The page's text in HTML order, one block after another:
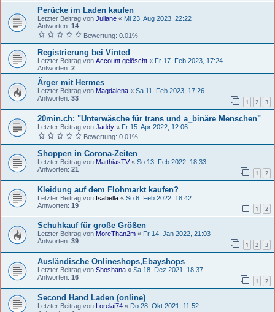
Perücke im Laden kaufen
Letzter Beitrag von Juliane « Mi 23. Aug 2023, 22:22
Antworten: 14
Bewertung: 0.01%
Registrierung bei Vinted
Letzter Beitrag von Account gelöscht « Fr 17. Feb 2023, 17:24
Antworten: 2
Ärger mit Hermes
Letzter Beitrag von Magdalena « Sa 11. Feb 2023, 17:26
Antworten: 33 1 2 3
20min.ch: "Unterwäsche für trans und a_binäre Menschen"
Letzter Beitrag von Jaddy « Fr 15. Apr 2022, 12:06
Bewertung: 0.01%
Shoppen in Corona-Zeiten
Letzter Beitrag von MatthiasTV« So 13. Feb 2022, 18:33
Antworten: 21 1 2
Kleidung auf dem Flohmarkt kaufen?
Letzter Beitrag von Isabella « So 6. Feb 2022, 18:42
Antworten: 19 1 2
Schuhkauf für große Größen
Letzter Beitrag von MoreThan2m « Fr 14. Jan 2022, 21:03
Antworten: 39 1 2 3
Ausländische Onlineshops,Ebayshops
Letzter Beitrag von Shoshana « Sa 18. Dez 2021, 18:37
Antworten: 16 1 2
Second Hand Laden (online)
Letzter Beitrag von Lorelai74 « Do 28. Okt 2021, 11:52